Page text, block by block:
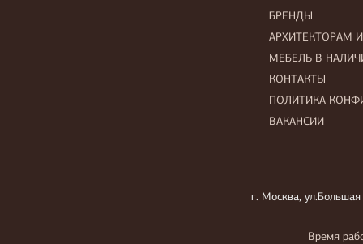
БРЕНДЫ
АРХИТЕКТОРАМ
МЕБЕЛЬ В
КОНТАКТЫ
ПОЛИТИКА
ВАКАНСИИ
г. Москва,
Время